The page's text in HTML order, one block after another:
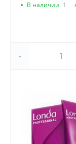
В наличии 1
-